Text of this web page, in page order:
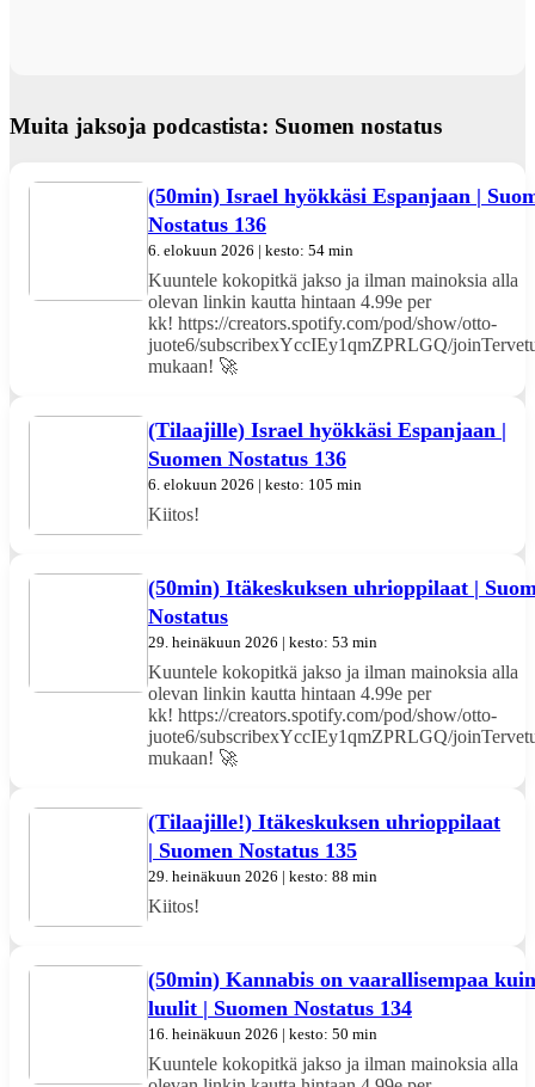
Muita jaksoja podcastista: Suomen nostatus
(50min) Israel hyökkäsi Espanjaan |
Nostatus 136
6. elokuun 2026 | kesto: 54 min
Kuuntele kokopitkä jakso ja ilman mainoksia alla
olevan linkin kautta hintaan 4.99e per
kk! https://creators.spotify.com/pod/show/otto-
juote6/subscribexYccIEy1qmZPRLGQ/
mukaan! 🚀
(Tilaajille) Israel hyökkäsi Espanjaan |
Suomen Nostatus 136
6. elokuun 2026 | kesto: 105 min
Kiitos!
(50min) Itäkeskuksen uhrioppilaat |
Nostatus
29. heinäkuun 2026 | kesto: 53 min
Kuuntele kokopitkä jakso ja ilman mainoksia alla
olevan linkin kautta hintaan 4.99e per
kk! https://creators.spotify.com/pod/show/otto-
juote6/subscribexYccIEy1qmZPRLGQ/
mukaan! 🚀
(Tilaajille!) Itäkeskuksen uhrioppilaat
| Suomen Nostatus 135
29. heinäkuun 2026 | kesto: 88 min
Kiitos!
(50min) Kannabis on vaarallisempaa kuin
luulit | Suomen Nostatus 134
16. heinäkuun 2026 | kesto: 50 min
Kuuntele kokopitkä jakso ja ilman mainoksia alla